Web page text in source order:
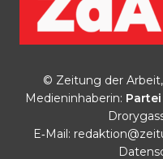
© Zeitung der
Medieninhaberin:
E‑Mail: